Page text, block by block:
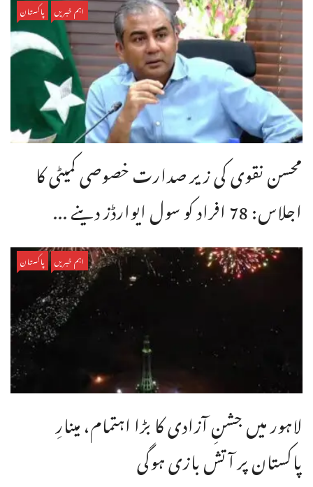
اہم خبریں پاکستان
محسن نقوی کی زیر صدارت خصوصی کمیٹی کا
اجلاس: 78 افراد کو سول ایوارڈز دینے ...
اہم خبریں پاکستان
لاہور میں جشنِ آزادی کا بڑا اہتمام، مینارِ
پاکستان پر آتش بازی ہوگی